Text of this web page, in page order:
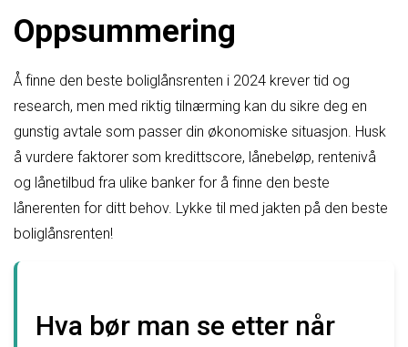
Oppsummering
Å finne den beste boliglånsrenten i 2024 krever tid og
research, men med riktig tilnærming kan du sikre deg en
gunstig avtale som passer din økonomiske situasjon. Husk
å vurdere faktorer som kredittscore, lånebeløp, rentenivå
og lånetilbud fra ulike banker for å finne den beste
lånerenten for ditt behov. Lykke til med jakten på den beste
boliglånsrenten!
Hva bør man se etter når